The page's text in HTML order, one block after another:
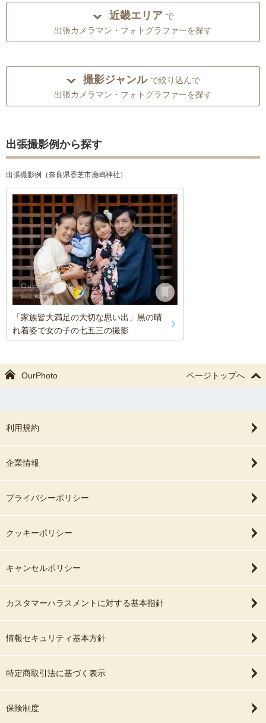
近畿エリア で
出張カメラマン・フォトグラファーを探す
撮影ジャンル で絞り込んで
出張カメラマン・フォトグラファーを探す
出張撮影例から探す
出張撮影例（奈良県香芝市鹿嶋神社）
「家族皆大満足の大切な思い出」黒の晴
れ着姿で女の子の七五三の撮影
OurPhoto ページトップへ
利用規約
企業情報
プライバシーポリシー
クッキーポリシー
キャンセルポリシー
カスタマーハラスメントに対する基本指針
情報セキュリティ基本方針
特定商取引法に基づく表示
保険制度